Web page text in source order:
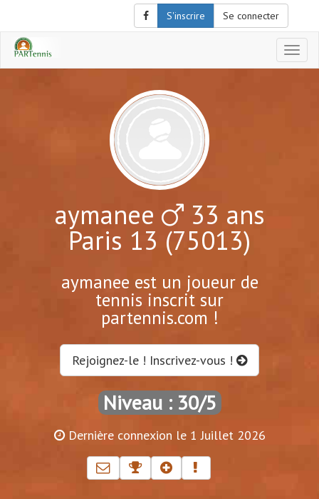
S'inscrire Se connecter
le
aymanee 33 ans
Paris 13 (75013)
aymanee est un joueur de
tennis inscrit sur
partennis.com !
Rejoignez-le ! Inscrivez-vous !
Niveau : 30/5
Dernière connexion le 1 Juillet 2026